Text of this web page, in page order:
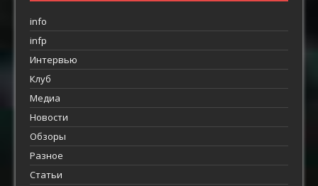
info
infp
Интервью
Клуб
Медиа
Новости
Обзоры
Разное
Статьи